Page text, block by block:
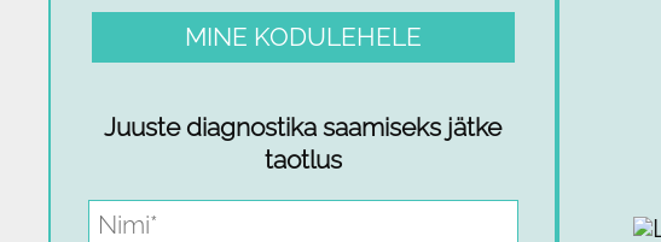
MINE KODULEHELE
Juuste diagnostika saamiseks jätke
taotlus